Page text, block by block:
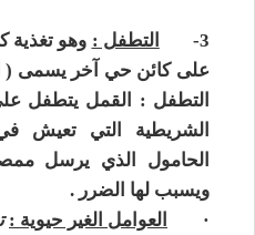
3- التطفل : وهو
على كائن حي آخر يسمى (
التطفل : القمل يتطفل
الشريطية التي تعيش
الحامول الذي يرسل
ويسبب لها الضرر .
·
العوامل الغير حيوية :